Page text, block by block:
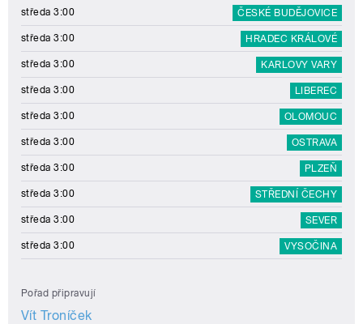
středa 3:00 ČESKÉ BUDĚJOVICE
středa 3:00 HRADEC KRÁLOVÉ
středa 3:00 KARLOVY VARY
středa 3:00 LIBEREC
středa 3:00 OLOMOUC
středa 3:00 OSTRAVA
středa 3:00 PLZEŇ
středa 3:00 STŘEDNÍ ČECHY
středa 3:00 SEVER
středa 3:00 VYSOČINA
Pořad připravují
Vít Troníček